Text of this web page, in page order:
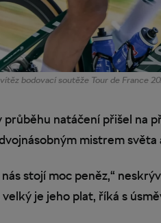
bodovací soutěže Tour de France
průběhu natáčení přišel na
mistrem
stojí moc peněz,“
je jeho plat, říká s